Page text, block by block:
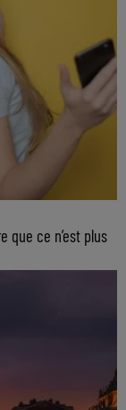
que ce n’est plus